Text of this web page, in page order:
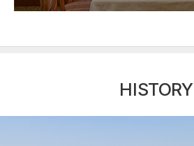
HISTORY